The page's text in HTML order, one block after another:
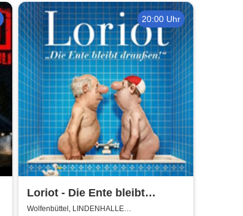
20:00 Uhr
Loriot - Die Ente bleibt
draußen!
Wolfenbüttel, LINDENHALLE